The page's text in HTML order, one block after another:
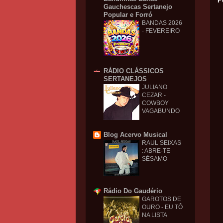
Gauchescas Sertanejo
Popular e Forró
BANDAS 2026
- FEVEREIRO
RÁDIO CLÁSSICOS
SERTANEJOS
JULIANO
CEZAR -
COWBOY
VAGABUNDO
Blog Acervo Musical
RAUL SEIXAS
: ABRE-TE
SÉSAMO
Rádio Do Gaudério
GAROTOS DE
OURO - EU TÔ
NA LISTA